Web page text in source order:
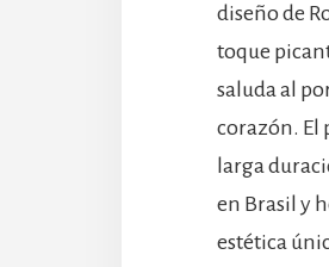
diseño de
toque
saluda al
corazón. El
larga
en Brasil y
estética